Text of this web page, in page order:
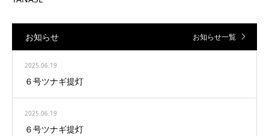
お知らせ お知らせ一覧
2025.06.19
６号ツナギ提灯
2025.06.19
６号ツナギ提灯